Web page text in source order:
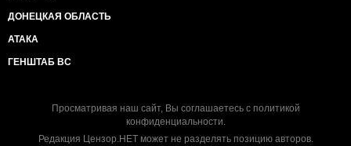
ДОНЕЦКАЯ ОБЛАСТЬ
АТАКА
ГЕНШТАБ ВС
Просматривая наш сайт, Вы соглашаетесь с политикой
конфиденциальности.
Редакция Цензор.НЕТ может не разделять позицию авторов.